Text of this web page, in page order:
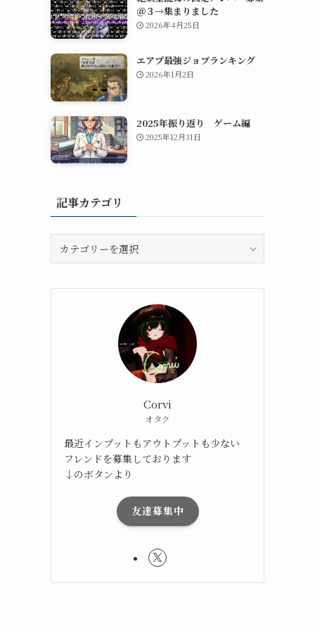
＠３→集まりました
2026年4月25日
エアプ最強ジョブランキング
2026年1月2日
2025年振り返り ゲーム編
2025年12月31日
記事カテゴリ
テ
Corvi
オタク
最近インプットもアウトプットも少ない
フレンドを募集しております
↓のボタンより
友達募集中